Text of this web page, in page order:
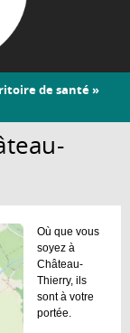
de santé»
Où que vous
soyez à
Château-
Thierry, ils
sont à votre
portée.